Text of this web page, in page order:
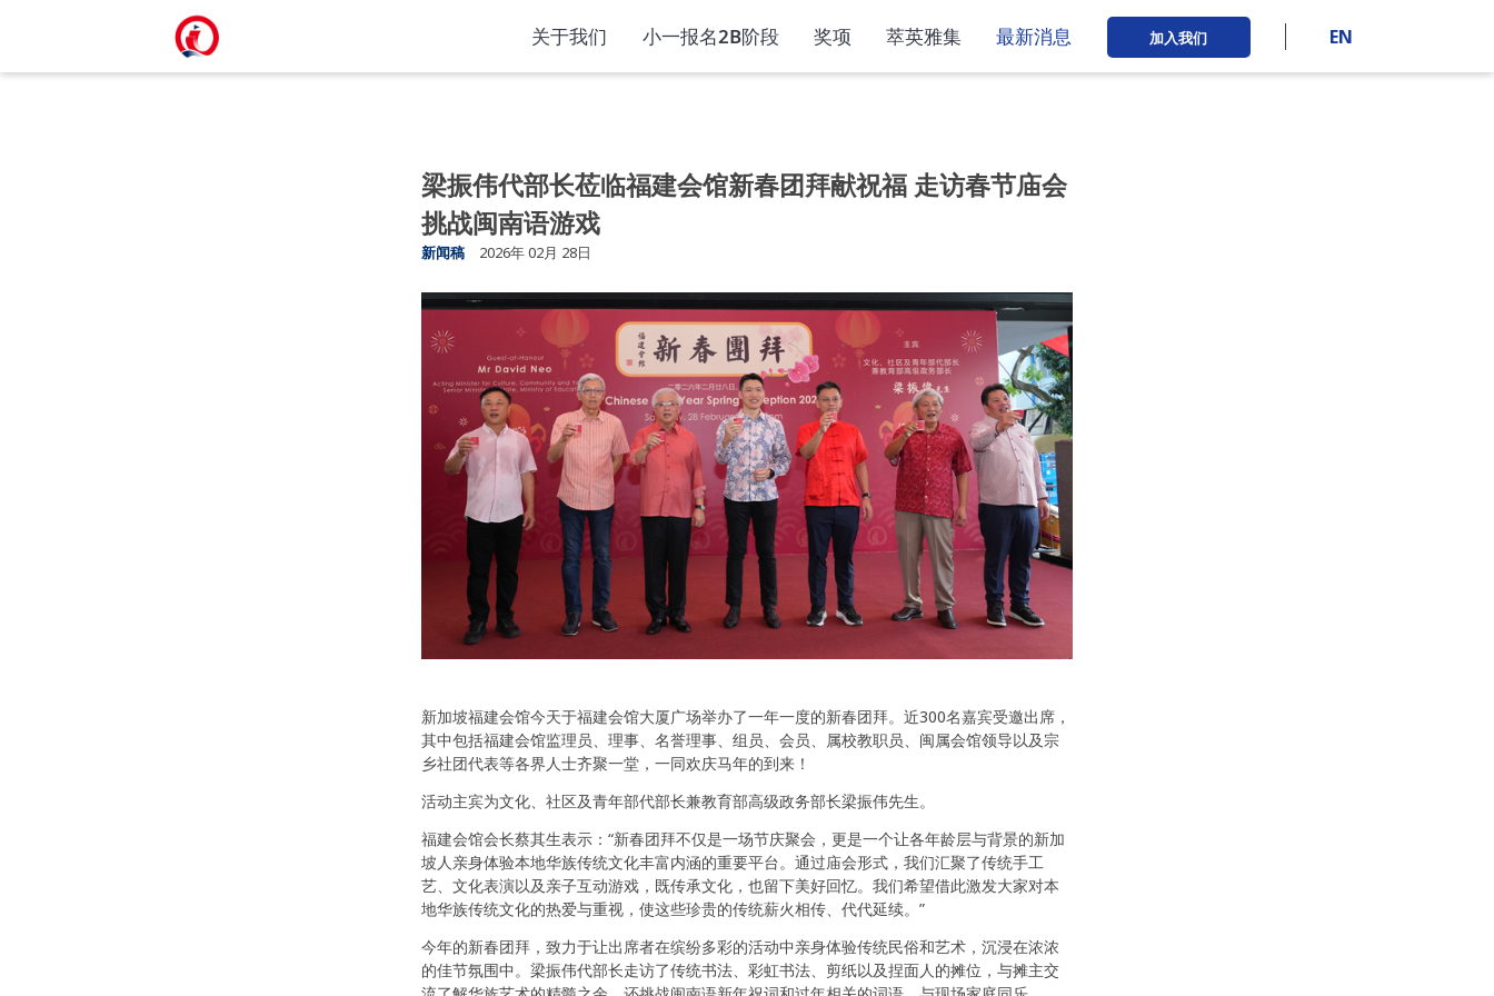
关于我们 小一报名2B阶段 奖项 萃英雅集 最新消息 加入我们 EN
梁振伟代部长莅临福建会馆新春团拜献祝福 走访春节庙会
挑战闽南语游戏
新闻稿 2026年 02月 28日
新加坡福建会馆今天于福建会馆大厦广场举办了一年一度的新春团拜。近300名嘉宾受邀出席，
其中包括福建会馆监理员、理事、名誉理事、组员、会员、属校教职员、闽属会馆领导以及宗
乡社团代表等各界人士齐聚一堂，一同欢庆马年的到来！
活动主宾为文化、社区及青年部代部长兼教育部高级政务部长梁振伟先生。
福建会馆会长蔡其生表示：“新春团拜不仅是一场节庆聚会，更是一个让各年龄层与背景的新加
坡人亲身体验本地华族传统文化丰富内涵的重要平台。通过庙会形式，我们汇聚了传统手工
艺、文化表演以及亲子互动游戏，既传承文化，也留下美好回忆。我们希望借此激发大家对本
地华族传统文化的热爱与重视，使这些珍贵的传统薪火相传、代代延续。”
今年的新春团拜，致力于让出席者在缤纷多彩的活动中亲身体验传统民俗和艺术，沉浸在浓浓
的佳节氛围中。梁振伟代部长走访了传统书法、彩虹书法、剪纸以及捏面人的摊位，与摊主交